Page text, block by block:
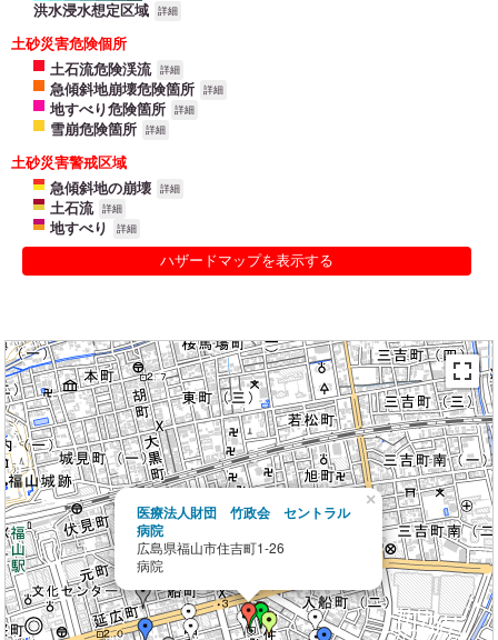
洪水浸水想定区域 詳細
土砂災害危険個所
土石流危険渓流
詳細
急傾斜地崩壊危険箇所 詳細
地すべり危険箇所 詳細
雪崩危険箇所 詳細
土砂災害警戒区域
急傾斜地の崩壊
詳細
土石流 詳細
地すべり 詳細
ハザードマップを表示する
医療法人財団 竹政会 セントラル
病院
広島県福山市住吉町1-26
病院
×